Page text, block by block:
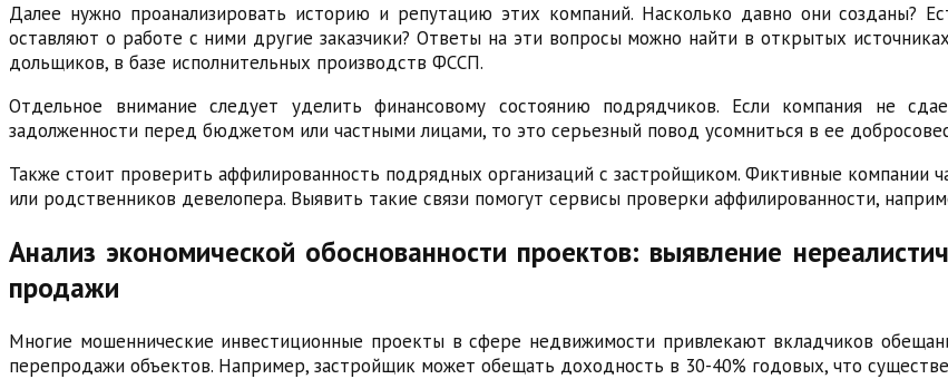
Далее нужно проанализировать историю и репутацию этих компаний. Насколько давно они созданы?
оставляют о работе с ними другие заказчики? Ответы на эти вопросы можно найти в открытых
дольщиков, в базе исполнительных производств ФССП.
Отдельное внимание следует уделить финансовому состоянию подрядчиков. Если компания не
задолженности перед бюджетом или частными лицами, то это серьезный повод усомниться в ее
Также стоит проверить аффилированность подрядных организаций с застройщиком. Фиктивные компании
или родственников девелопера. Выявить такие связи помогут сервисы проверки аффилированности,
Анализ экономической обоснованности проектов: выявление
продажи
Многие мошеннические инвестиционные проекты в сфере недвижимости привлекают вкладчиков
перепродажи объектов. Например, застройщик может обещать доходность в 30-40% годовых, что